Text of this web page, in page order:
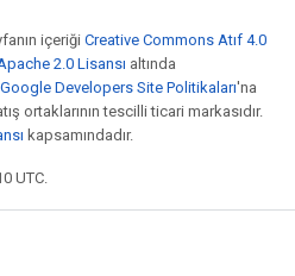
içeriği Creative Commons Atıf 4.0
2.0 Lisansı altında
Google Developers Site Politikaları'na
ortaklarının tescilli ticari markasıdır.
kapsamındadır.
UTC.